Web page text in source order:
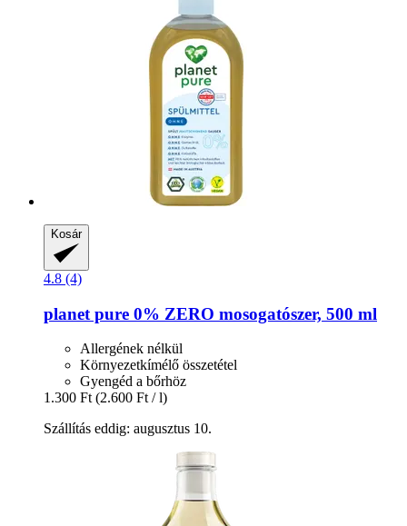
Kosár
4.8 (4)
planet pure 0% ZERO mosogatószer, 500 ml
Allergének nélkül
Környezetkímélő összetétel
Gyengéd a bőrhöz
1.300 Ft (2.600 Ft / l)
Szállítás eddig: augusztus 10.